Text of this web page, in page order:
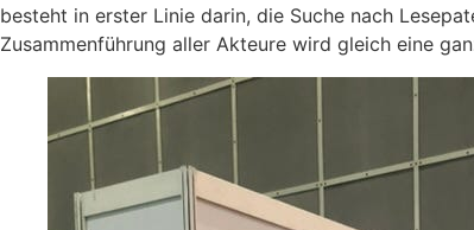
besteht in erster Linie darin, die Suche nach
Zusammenführung aller Akteure wird gleich eine